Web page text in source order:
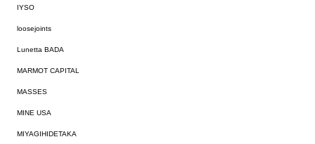
IYSO
loosejoints
Lunetta BADA
MARMOT CAPITAL
MASSES
MINE USA
MIYAGIHIDETAKA